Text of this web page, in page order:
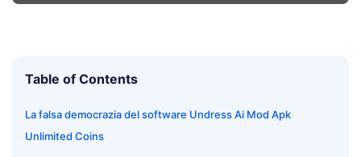
Table of Contents
La falsa democrazia del software Undress Ai Mod Apk
Unlimited Coins